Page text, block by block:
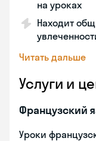
на уроках
Находит
Читать дальше
Услуги и
Французский
Уроки